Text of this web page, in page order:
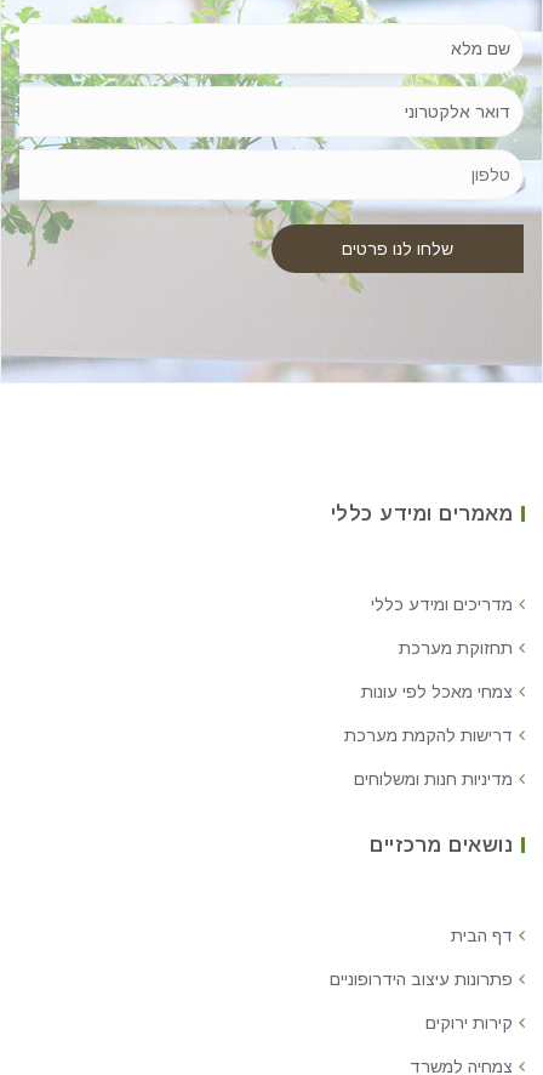
מאמרים ומידע כללי
מדריכים ומידע כללי
תחזוקת מערכת
צמחי מאכל לפי עונות
דרישות להקמת מערכת
מדיניות חנות ומשלוחים
נושאים מרכזיים
דף הבית
פתרונות עיצוב הידרופוניים
קירות ירוקים
צמחיה למשרד